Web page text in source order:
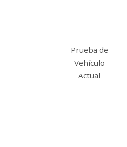
Prueba de
Vehículo
Actual